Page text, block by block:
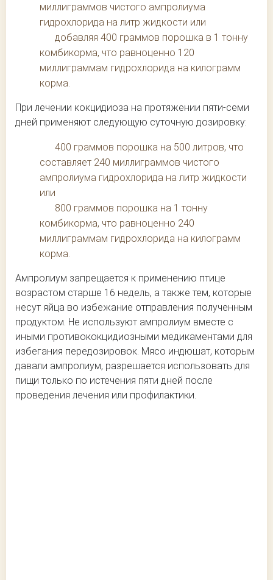
миллиграммов чистого ампролиума
гидрохлорида на литр жидкости или
добавляя 400 граммов порошка в 1 тонну
комбикорма, что равноценно 120
миллиграммам гидрохлорида на килограмм
корма.
При лечении кокцидиоза на протяжении пяти-семи
дней применяют следующую суточную дозировку:
400 граммов порошка на 500 литров, что
составляет 240 миллиграммов чистого
ампролиума гидрохлорида на литр жидкости
или
800 граммов порошка на 1 тонну
комбикорма, что равноценно 240
миллиграммам гидрохлорида на килограмм
корма.
Ампролиум запрещается к применению птице
возрастом старше 16 недель, а также тем, которые
несут яйца во избежание отправления полученным
продуктом. Не используют ампролиум вместе с
иными противококцидиозными медикаментами для
избегания передозировок. Мясо индюшат, которым
давали ампролиум, разрешается использовать для
пищи только по истечения пяти дней после
проведения лечения или профилактики.